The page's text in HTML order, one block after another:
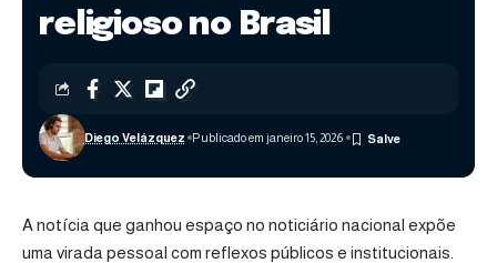
religioso no Brasil
Diego Velázquez Publicado em janeiro 15, 2026
A notícia que ganhou espaço no noticiário nacional expõe
uma virada pessoal com reflexos públicos e institucionais.